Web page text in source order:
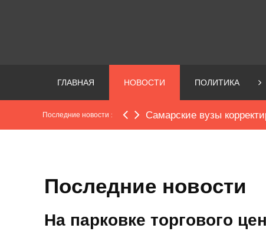
ГЛАВНАЯ НОВОСТИ ПОЛИТИКА
Последние новости : Самарские вузы
Последние новости
На парковке торгового